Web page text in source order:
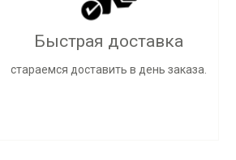
Быстрая доставка
стараемся доставить в день заказа.